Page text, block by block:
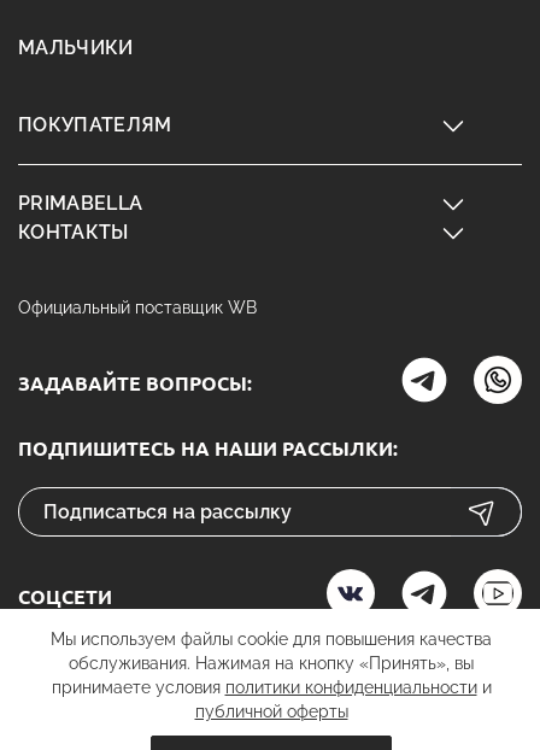
МАЛЬЧИКИ
ПОКУПАТЕЛЯМ
PRIMABELLA
КОНТАКТЫ
Официальный поставщик WB
ЗАДАВАЙТЕ ВОПРОСЫ:
ПОДПИШИТЕСЬ НА НАШИ РАССЫЛКИ:
СОЦСЕТИ
Мы используем файлы cookie для повышения качества
обслуживания. Нажимая на кнопку «Принять», вы
принимаете условия политики конфиденциальностии
публичной оферты